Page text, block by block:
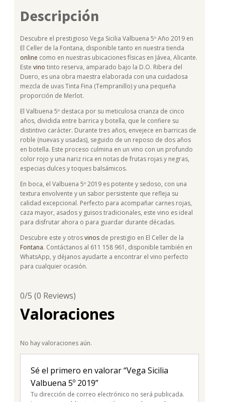
Descripción
Descubre el prestigioso Vega Sicilia Valbuena 5º Año 2019 en
El Celler de la Fontana, disponible tanto en nuestra tienda
online como en nuestras ubicaciones físicas en Jávea, Alicante.
Este vino tinto reserva, amparado bajo la D.O. Ribera del
Duero, es una obra maestra elaborada con una cuidadosa
mezcla de uvas Tinta Fina (Tempranillo) y una pequeña
proporción de Merlot.
El Valbuena 5º destaca por su meticulosa crianza de cinco
años, dividida entre barrica y botella, que le confiere su
distintivo carácter. Durante tres años, envejece en barricas de
roble (nuevas y usadas), seguido de un reposo de dos años
en botella. Este proceso culmina en un vino con un profundo
color rojo y una nariz rica en notas de frutas rojas y negras,
especias dulces y toques balsámicos.
En boca, el Valbuena 5º 2019 es potente y sedoso, con una
textura envolvente y un sabor persistente que refleja su
calidad excepcional. Perfecto para acompañar carnes rojas,
caza mayor, asados y guisos tradicionales, este vino es ideal
para disfrutar ahora o para guardar durante décadas.
Descubre este y otrosvinos de prestigio en El Celler de la
Fontana. Contáctanos al 611 158 961, disponible también en
WhatsApp, y déjanos ayudarte a encontrar el vino perfecto
para cualquier ocasión.
0/5 (0 Reviews)
Valoraciones
No hay valoraciones aún.
Sé el primero en valorar “Vega Sicilia
Valbuena 5º 2019”
Tu dirección de correo electrónico no será publicada.